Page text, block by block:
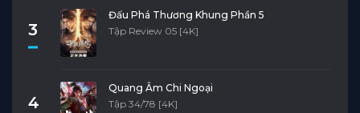
3
Đấu Phá Thương Khung Phần 5
Tập Review 05 [4K]
4
Quang Âm Chi Ngoại
Tập 34/78 [4K]